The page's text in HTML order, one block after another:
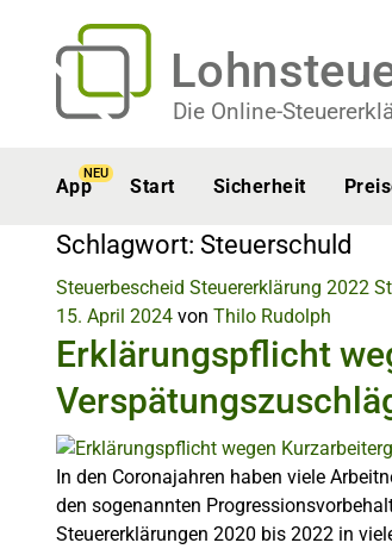
Die Online-
App
NEU
Start Sicherheit
Schlagwort: Steuerschuld
Steuerbescheid Steuererklärung 2022
15. April 2024 von Thilo Rudolph
Erklärungspflicht
In den Coronajahren haben viele
den sogenannten
Steuererklärungen 2020 bis 2022 in